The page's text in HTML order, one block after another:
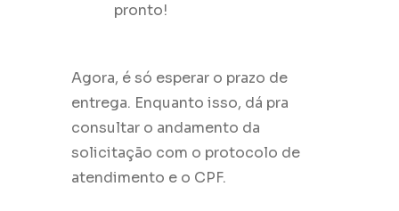
pronto!
Agora, é só esperar o prazo de
entrega. Enquanto isso, dá pra
consultar o andamento da
solicitação com o protocolo de
atendimento e o CPF.